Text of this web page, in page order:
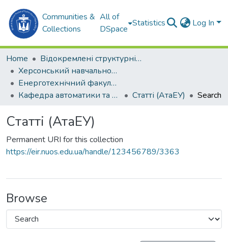
Communities &
Collections
All of
DSpace
Statistics Log In
Home
Відокремлені структурні підрозділи НУК ім. адм. Макарова
Херсонський навчально-науковий інститут НУК ім. адм. Макарова (ХННІ НУК)
Енерготехнічний факультет
Кафедра автоматики та електроустаткування (АтаЕУ)
Статті (АтаЕУ) Search
Статті (АтаЕУ)
Permanent URI for this collection
https://eir.nuos.edu.ua/handle/123456789/3363
Browse